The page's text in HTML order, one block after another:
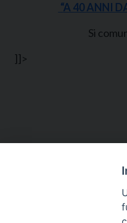
“A 40 ANNI
Si
]]>